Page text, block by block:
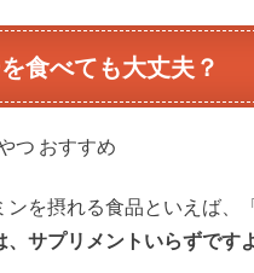
食べても大丈夫？
を摂れる食品といえば、
サプリメントいらずですよ